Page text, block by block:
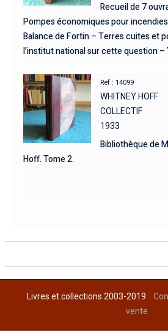
Recueil de 7
Pompes économiques pour
Balance de Fortin – Terres cuites et
l’institut national sur cette question –
Réf : 14099
WHITNEY HOFF
COLLECTIF
1933
Bibliothèque de
Hoff. Tome 2.
Livres et collections 2003-2019
vente